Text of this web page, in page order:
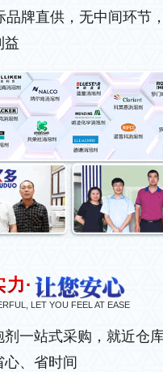
品牌直供，无中间环节
益
·
LET YOU FEEL AT EASE
剂一站式采购，就近仓
、省时间